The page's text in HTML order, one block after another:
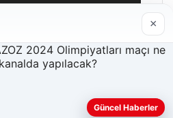
×
Güncel Haberler